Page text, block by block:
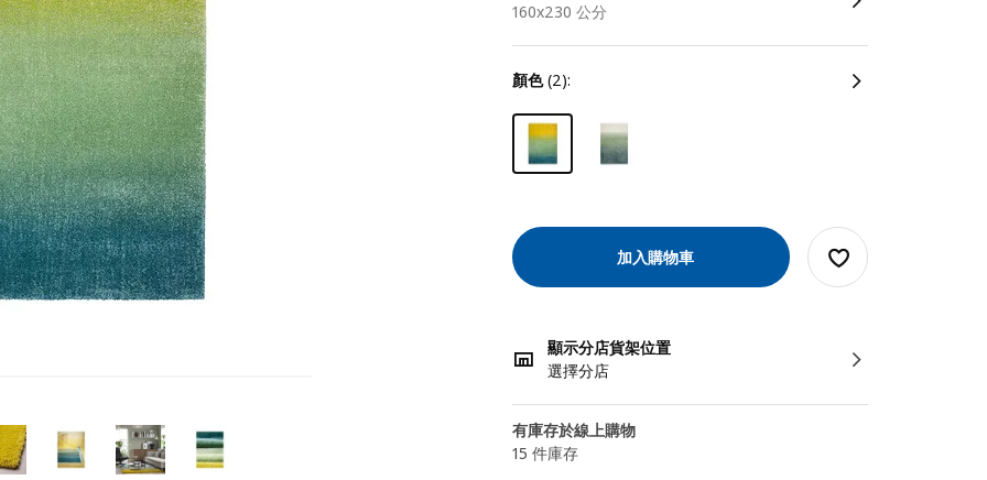
160x230 公分
顏色(2):
加入購物車
顯示分店貨架位置
選擇分店
有庫存於線上購物
15 件庫存